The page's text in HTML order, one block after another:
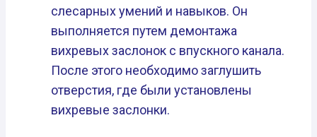
слесарных умений и навыков. Он
выполняется путем демонтажа
вихревых заслонок с впускного канала.
После этого необходимо заглушить
отверстия, где были установлены
вихревые заслонки.